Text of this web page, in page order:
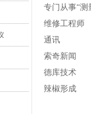
专门从事“测
维修工程师
通讯
索奇新闻
德库技术
辣椒形成